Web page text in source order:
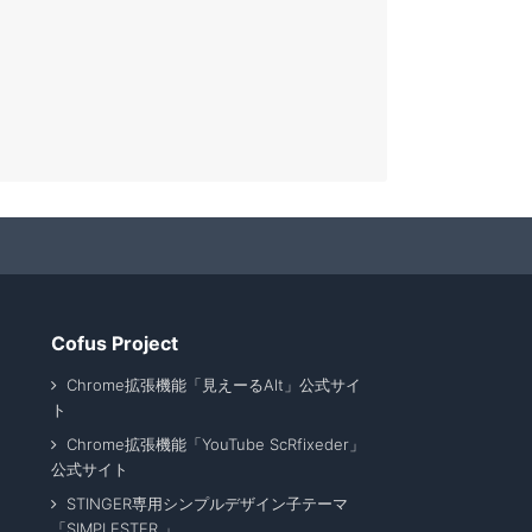
Cofus Project
Chrome拡張機能「見えーるAlt」公式サイ
ト
Chrome拡張機能「YouTube ScRfixeder」
公式サイト
STINGER専用シンプルデザイン子テーマ
「SIMPLESTER 」